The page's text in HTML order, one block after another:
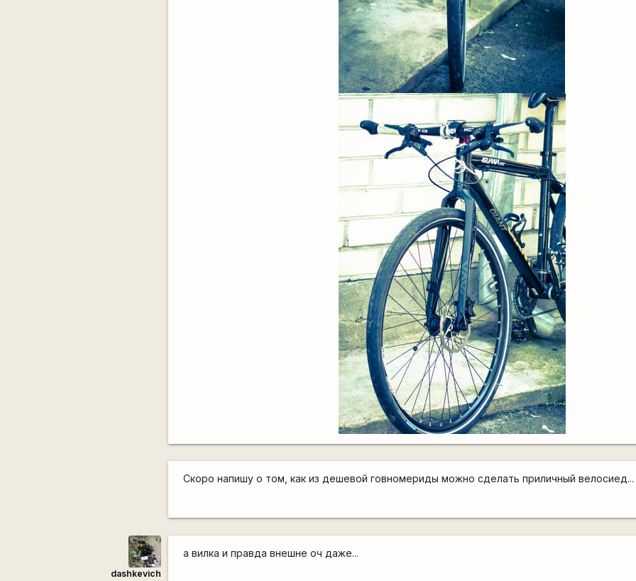
Скоро напишу о том, как из дешевой говномериды можно сделать приличный велосиед...
dashkevich
а вилка и правда внешне оч даже...